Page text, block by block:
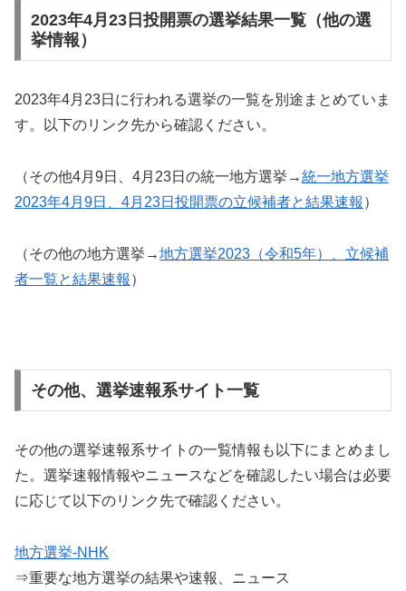
2023年4月23日投開票の選挙結果一覧（他の選
挙情報）
2023年4月23日に行われる選挙の一覧を別途まとめていま
す。以下のリンク先から確認ください。
（その他4月9日、4月23日の統一地方選挙→統一地方選挙
2023年4月9日、4月23日投開票の立候補者と結果速報 ）
（その他の地方選挙→地方選挙2023（令和5年）、立候補
者一覧と結果速報 ）
その他、選挙速報系サイト一覧
その他の選挙速報系サイトの一覧情報も以下にまとめまし
た。選挙速報情報やニュースなどを確認したい場合は必要
に応じて以下のリンク先で確認ください。
地方選挙-NHK
⇒重要な地方選挙の結果や速報、ニュース